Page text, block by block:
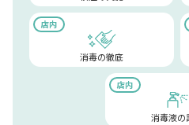
店内
消毒の徹底
店内
消毒液の